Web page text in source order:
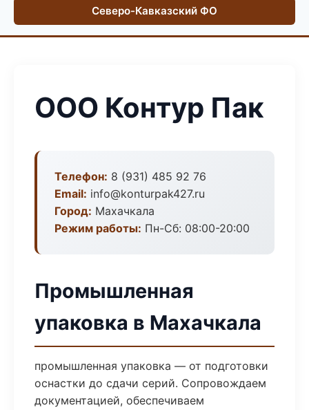
Северо-Кавказский ФО
ООО Контур Пак
Телефон: 8 (931) 485 92 76
Email: info@konturpak427.ru
Город: Махачкала
Режим работы: Пн-Сб: 08:00-20:00
Промышленная
упаковка в Махачкала
промышленная упаковка — от подготовки
оснастки до сдачи серий. Сопровождаем
документацией, обеспечиваем